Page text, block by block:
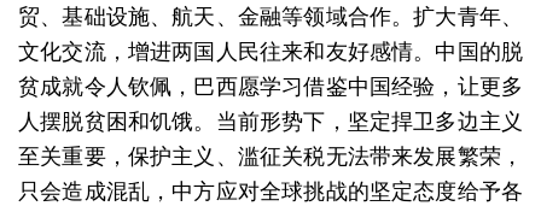
贸、基础设施、航天、金融等领域合作。扩大青年、
文化交流，增进两国人民往来和友好感情。中国的脱
贫成就令人钦佩，巴西愿学习借鉴中国经验，让更多
人摆脱贫困和饥饿。当前形势下，坚定捍卫多边主义
至关重要，保护主义、滥征关税无法带来发展繁荣，
只会造成混乱，中方应对全球挑战的坚定态度给予各